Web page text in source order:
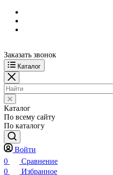
Заказать звонок
Каталог
Каталог
По всему сайту
По каталогу
Войти
0
Сравнение
0
Избранное